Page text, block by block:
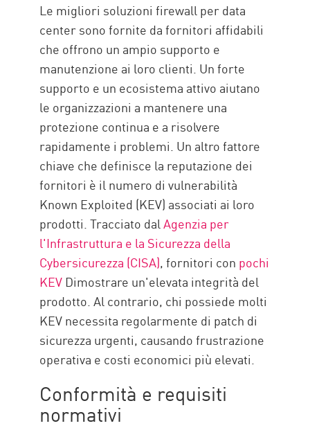
Le migliori soluzioni firewall per data
center sono fornite da fornitori affidabili
che offrono un ampio supporto e
manutenzione ai loro clienti. Un forte
supporto e un ecosistema attivo aiutano
le organizzazioni a mantenere una
protezione continua e a risolvere
rapidamente i problemi. Un altro fattore
chiave che definisce la reputazione dei
fornitori è il numero di vulnerabilità
Known Exploited (KEV) associati ai loro
prodotti. Tracciato dalAgenzia per
l'Infrastruttura e la Sicurezza della
Cybersicurezza (CISA), fornitori con pochi
KEVDimostrare un'elevata integrità del
prodotto. Al contrario, chi possiede molti
KEV necessita regolarmente di patch di
sicurezza urgenti, causando frustrazione
operativa e costi economici più elevati.
Conformità e requisiti
normativi